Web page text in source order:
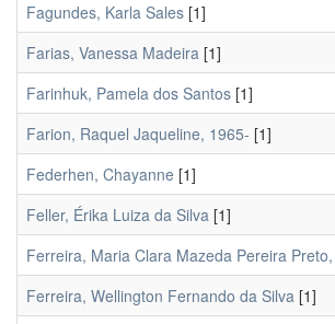
Fagundes, Karla Sales [1]
Farias, Vanessa Madeira [1]
Farinhuk, Pamela dos Santos [1]
Farion, Raquel Jaqueline, 1965- [1]
Federhen, Chayanne [1]
Feller, Érika Luiza da Silva [1]
Ferreira, Maria Clara Mazeda Pereira
Ferreira, Wellington Fernando da Silva [1]